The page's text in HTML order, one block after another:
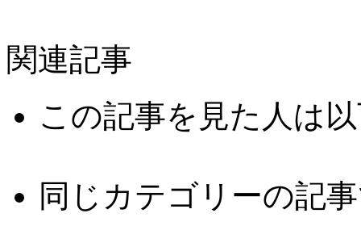
関連記事
この記事を見た人は
同じカテゴリーの記